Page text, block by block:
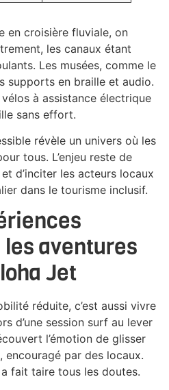
en croisière fluviale, on
les canaux étant
Les musées, comme le
supports en braille et audio.
à assistance électrique
sans effort.
révèle un univers où les
tous. L’enjeu reste de
d’inciter les acteurs locaux
dans le tourisme inclusif.
aventures
Jet
réduite, c’est aussi vivre
d’une session surf au lever
l’émotion de glisser
encouragé par des locaux.
a fait taire tous les doutes.